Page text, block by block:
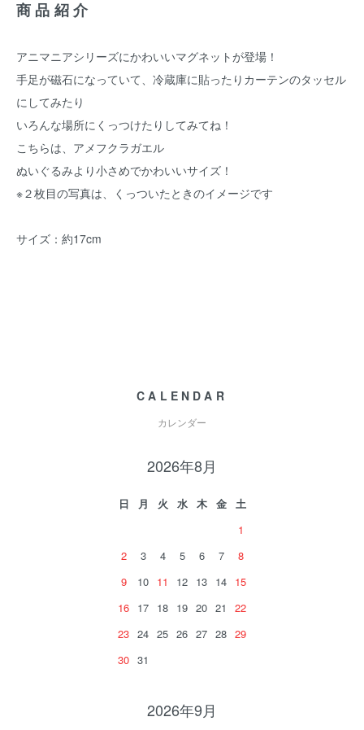
商品紹介
アニマニアシリーズにかわいいマグネットが登場！
手足が磁石になっていて、冷蔵庫に貼ったりカーテンのタッセル
にしてみたり
いろんな場所にくっつけたりしてみてね！
こちらは、アメフクラガエル
ぬいぐるみより小さめでかわいいサイズ！
※２枚目の写真は、くっついたときのイメージです
サイズ：約17cm
CALENDAR
カレンダー
2026年8月
日 月 火 水 木 金
土
1
2
3 4 5 6 7
8
9
10 11 12 13 14 15
16 17 18 19 20 21
22
23 24 25 26 27 28 29
30 31
2026年9月